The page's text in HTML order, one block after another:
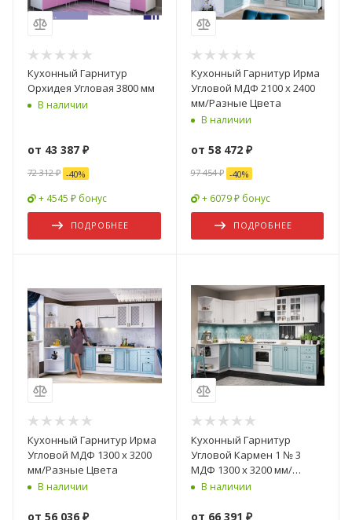
Кухонный Гарнитур
Орхидея Угловая 3800 мм
В наличии
от 43 387 ₽
72 312 ₽ -40%
+ 4545 ₽ бонус
ПОДРОБНЕЕ
Кухонный Гарнитур Ирма
Угловой МДФ 2100 х 2400
мм/Разные Цвета
В наличии
от 58 472 ₽
97 454 ₽ -40%
+ 6079 ₽ бонус
ПОДРОБНЕЕ
Кухонный Гарнитур Ирма
Угловой МДФ 1300 х 3200
мм/Разные Цвета
В наличии
от 56 036 ₽
Кухонный Гарнитур
Угловой Кармен 1 № 3
МДФ 1300 х 3200 мм/
Разные Цвета
В наличии
от 66 391 ₽